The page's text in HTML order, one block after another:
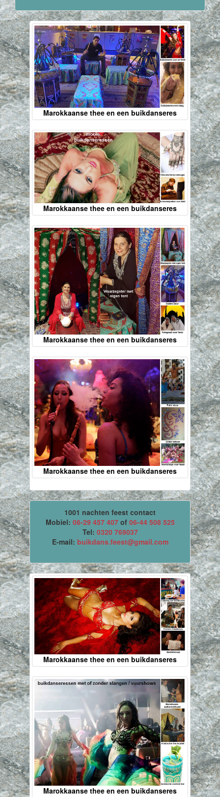
Marokkaanse thee en een buikdanseres
Marokkaanse thee en een buikdanseres
Marokkaanse thee en een buikdanseres
Marokkaanse thee en een buikdanseres
1001 nachten feest contact
Mobiel: 06-29 457 407of 06-44 508 525
Tel: 0320 769037
E-mail: buikdans.feest@gmail.com
Marokkaanse thee en een buikdanseres
Marokkaanse thee en een buikdanseres